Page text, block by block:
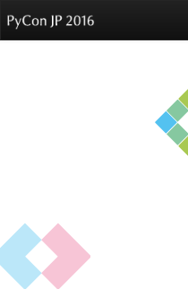
Sponsors
Participants